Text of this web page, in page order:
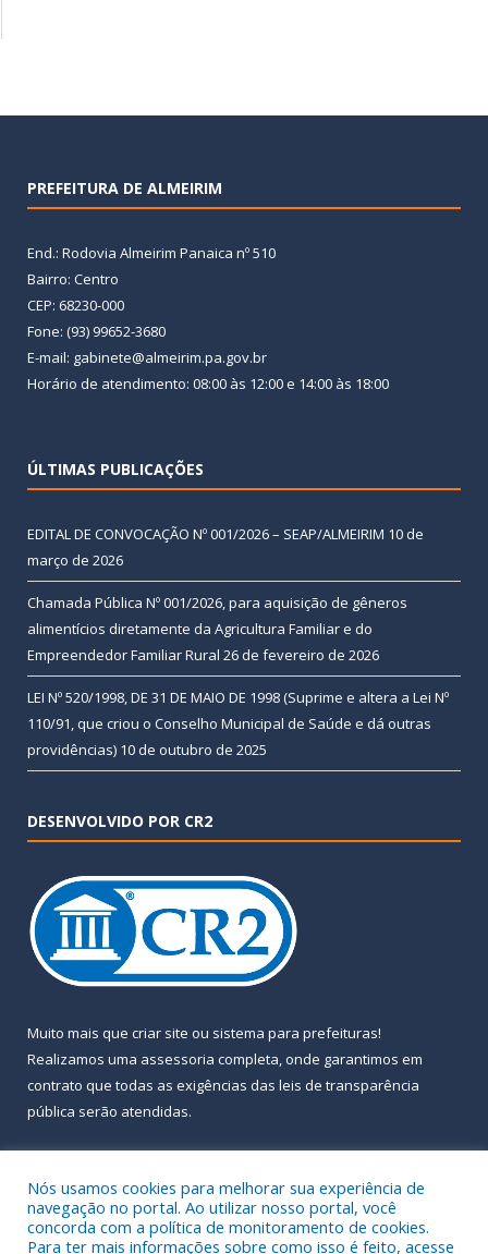
PREFEITURA DE ALMEIRIM
End.: Rodovia Almeirim Panaica nº 510
Bairro: Centro
CEP: 68230-000
Fone: (93) 99652-3680
E-mail: gabinete@almeirim.pa.gov.br
Horário de atendimento: 08:00 às 12:00 e 14:00 às 18:00
ÚLTIMAS PUBLICAÇÕES
EDITAL DE CONVOCAÇÃO Nº 001/2026 – SEAP/ALMEIRIM 10 de
março de 2026
Chamada Pública Nº 001/2026, para aquisição de gêneros
alimentícios diretamente da Agricultura Familiar e do
Empreendedor Familiar Rural 26 de fevereiro de 2026
LEI Nº 520/1998, DE 31 DE MAIO DE 1998 (Suprime e altera a Lei Nº
110/91, que criou o Conselho Municipal de Saúde e dá outras
providências) 10 de outubro de 2025
DESENVOLVIDO POR CR2
Muito mais que criar site ou sistema para prefeituras!
Realizamos uma assessoria completa, onde garantimos em
contrato que todas as exigências das leis de transparência
pública serão atendidas.
Nós usamos cookies para melhorar sua experiência de
navegação no portal. Ao utilizar nosso portal, você
concorda com a política de monitoramento de cookies.
Para ter mais informações sobre como isso é feito, acesse